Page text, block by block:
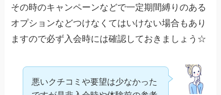
その時のキャンペーンなどで一定期間縛りのある
オプションなどつけなくてはいけない場合もあり
ますので必ず入会時には確認しておきましょう☆
悪いクチコミや要望は少なかった